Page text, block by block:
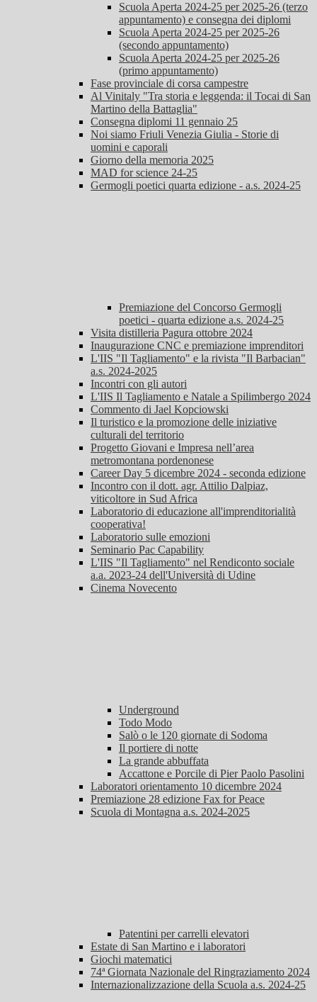
Scuola Aperta 2024-25 per 2025-26 (terzo
appuntamento) e consegna dei diplomi
Scuola Aperta 2024-25 per 2025-26
(secondo appuntamento)
Scuola Aperta 2024-25 per 2025-26
(primo appuntamento)
Fase provinciale di corsa campestre
Al Vinitaly "Tra storia e leggenda: il Tocai di San
Martino della Battaglia"
Consegna diplomi 11 gennaio 25
Noi siamo Friuli Venezia Giulia - Storie di
uomini e caporali
Giorno della memoria 2025
MAD for science 24-25
Germogli poetici quarta edizione - a.s. 2024-25
Premiazione del Concorso Germogli
poetici - quarta edizione a.s. 2024-25
Visita distilleria Pagura ottobre 2024
Inaugurazione CNC e premiazione imprenditori
L'IIS "Il Tagliamento" e la rivista "Il Barbacian"
a.s. 2024-2025
Incontri con gli autori
L'IIS Il Tagliamento e Natale a Spilimbergo 2024
Commento di Jael Kopciowski
Il turistico e la promozione delle iniziative
culturali del territorio
Progetto Giovani e Impresa nell’area
metromontana pordenonese
Career Day 5 dicembre 2024 - seconda edizione
Incontro con il dott. agr. Attilio Dalpiaz,
viticoltore in Sud Africa
Laboratorio di educazione all'imprenditorialità
cooperativa!
Laboratorio sulle emozioni
Seminario Pac Capability
L'IIS "Il Tagliamento" nel Rendiconto sociale
a.a. 2023-24 dell'Università di Udine
Cinema Novecento
Underground
Todo Modo
Salò o le 120 giornate di Sodoma
Il portiere di notte
La grande abbuffata
Accattone e Porcile di Pier Paolo Pasolini
Laboratori orientamento 10 dicembre 2024
Premiazione 28 edizione Fax for Peace
Scuola di Montagna a.s. 2024-2025
Patentini per carrelli elevatori
Estate di San Martino e i laboratori
Giochi matematici
74ª Giornata Nazionale del Ringraziamento 2024
Internazionalizzazione della Scuola a.s. 2024-25